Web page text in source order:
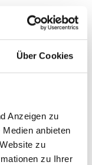
Über Cookies
Anzeigen zu
anbieten
zu
zu Ihrer